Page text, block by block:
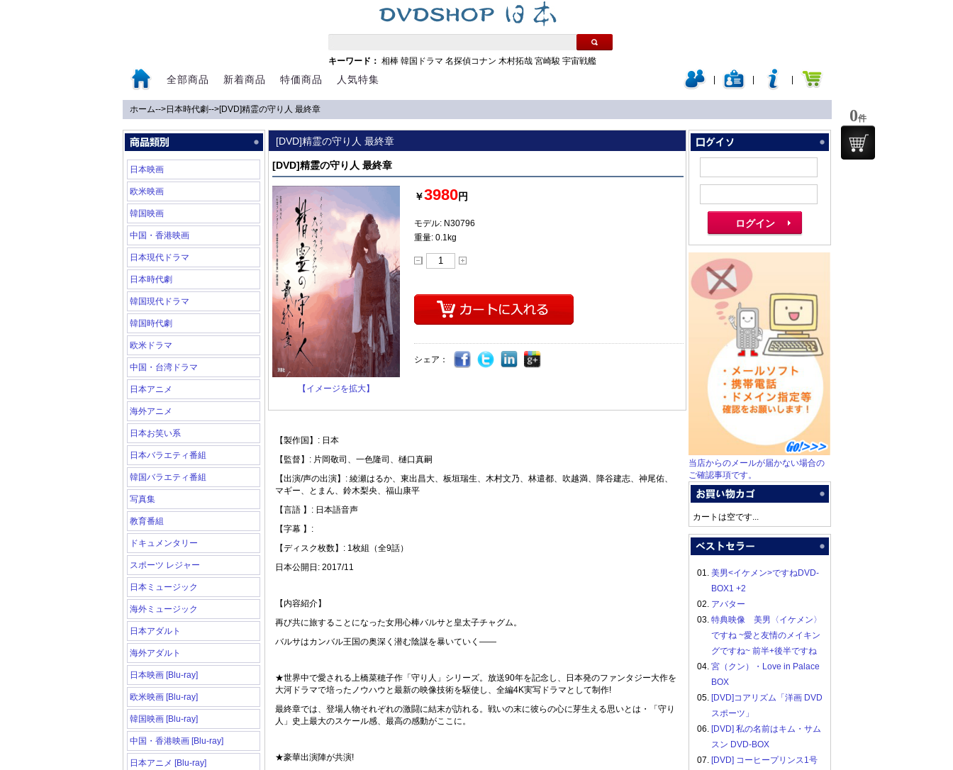
キーワード： 相棒 韓国ドラマ 名探偵コナン 木村拓哉 宮崎駿 宇宙戦艦
全部商品 新着商品 特価商品 人気特集
ホーム-->日本時代劇-->[DVD]精霊の守り人 最終章
日本映画
欧米映画
韓国映画
中国・香港映画
日本現代ドラマ
日本時代劇
韓国現代ドラマ
韓国時代劇
欧米ドラマ
中国・台湾ドラマ
日本アニメ
海外アニメ
日本お笑い系
日本バラエティ番組
韓国バラエティ番組
写真集
教育番組
ドキュメンタリー
スポーツ レジャー
日本ミュージック
海外ミュージック
日本アダルト
海外アダルト
日本映画 [Blu-ray]
欧米映画 [Blu-ray]
韓国映画 [Blu-ray]
中国・香港映画 [Blu-ray]
日本アニメ [Blu-ray]
[DVD]精霊の守り人 最終章
[DVD]精霊の守り人 最終章
【イメージを拡大】
￥3980円
モデル: N30796
重量: 0.1kg
シェア：
【製作国】: 日本
【監督】: 片岡敬司、一色隆司、樋口真嗣
【出演/声の出演】: 綾瀬はるか、東出昌大、板垣瑞生、木村文乃、林遣都、吹越満、降谷建志、神尾佑、
マギー、とまん、鈴木梨央、福山康平
【言語 】: 日本語音声
【字幕 】:
【ディスク枚数】: 1枚組（全9話）
日本公開日: 2017/11
【内容紹介】
再び共に旅することになった女用心棒バルサと皇太子チャグム。
バルサはカンバル王国の奥深く潜む陰謀を暴いていく――
★世界中で愛される上橋菜穂子作「守り人」シリーズ。放送90年を記念し、日本発のファンタジー大作を
大河ドラマで培ったノウハウと最新の映像技術を駆使し、全編4K実写ドラマとして制作!
最終章では、登場人物それぞれの激闘に結末が訪れる。戦いの末に彼らの心に芽生える思いとは・「守り
人」史上最大のスケール感、最高の感動がここに。
★豪華出演陣が共演!
当店からのメールが届かない場合の
ご確認事項です。
カートは空です...
01. 美男<イケメン>ですねDVD-
BOX1 +2
02. アバター
03. 特典映像 美男〈イケメン〉
ですね ~愛と友情のメイキン
グですね~ 前半+後半ですね
04. 宮（クン）・Love in Palace
BOX
05. [DVD]コアリズム「洋画 DVD
スポーツ」
06. [DVD] 私の名前はキム・サム
スン DVD-BOX
07. [DVD] コーヒープリンス1号
0件
0